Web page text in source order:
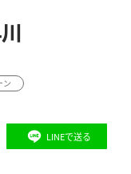
ン
LINEで送る